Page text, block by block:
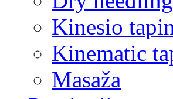
Kinesio
Kinematic
Masaža